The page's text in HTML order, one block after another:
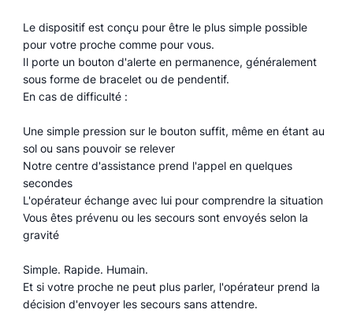
Le dispositif est conçu pour être le plus simple possible
pour votre proche comme pour vous.
Il porte un bouton d'alerte en permanence, généralement
sous forme de bracelet ou de pendentif.
En cas de difficulté :
Une simple pression sur le bouton suffit, même en étant au
sol ou sans pouvoir se relever
Notre centre d'assistance prend l'appel en quelques
secondes
L'opérateur échange avec lui pour comprendre la situation
Vous êtes prévenu ou les secours sont envoyés selon la
gravité
Simple. Rapide. Humain.
Et si votre proche ne peut plus parler, l'opérateur prend la
décision d'envoyer les secours sans attendre.